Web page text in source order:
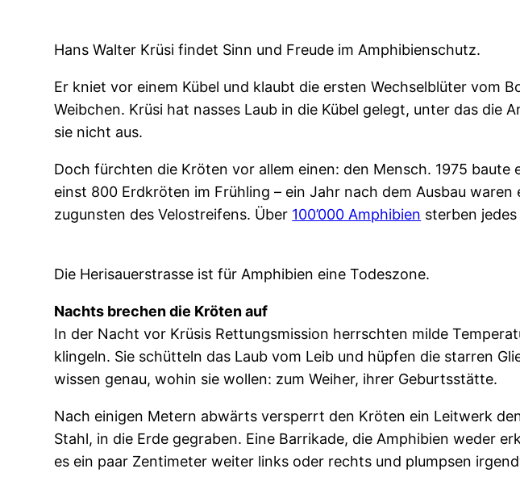
Hans Walter Krüsi findet Sinn und Freude im Amphibienschutz.
Er kniet vor einem Kübel und klaubt die ersten Wechselblüter vom
Weibchen. Krüsi hat nasses Laub in die Kübel gelegt, unter das
sie nicht aus.
Doch fürchten die Kröten vor allem einen: den Mensch. 1975
einst 800 Erdkröten im Frühling – ein Jahr nach dem Ausbau waren
zugunsten des Velostreifens. Über 100’000 Amphibien sterben
Die Herisauerstrasse ist für Amphibien eine Todeszone.
Nachts brechen die Kröten auf
In der Nacht vor Krüsis Rettungsmission herrschten milde
klingeln. Sie schütteln das Laub vom Leib und hüpfen die starren
wissen genau, wohin sie wollen: zum Weiher, ihrer Geburtsstätte.
Nach einigen Metern abwärts versperrt den Kröten ein Leitwerk
Stahl, in die Erde gegraben. Eine Barrikade, die Amphibien weder
es ein paar Zentimeter weiter links oder rechts und plumpsen